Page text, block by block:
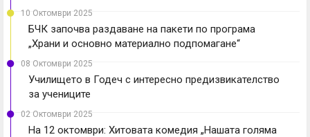
10 Октомври 2025
БЧК започва раздаване на пакети по програма
„Храни и основно материално подпомагане“
08 Октомври 2025
Училището в Годеч с интересно предизвикателство
за учениците
02 Октомври 2025
На 12 октомври: Хитовата комедия „Нашата голяма